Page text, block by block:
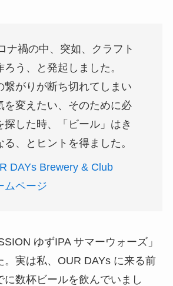
ナ禍の中、突如、クラフト
ろう、と発起しました。
繋がりが断ち切れてしまい
を変えたい、そのために必
探した時、「ビール」はき
る、とヒントを得ました。
DAYs Brewery & Club
ムページ
ゆずIPA サマーウォーズ」
。実は私、OUR DAYs に来る前
に数杯ビールを飲んでいまし